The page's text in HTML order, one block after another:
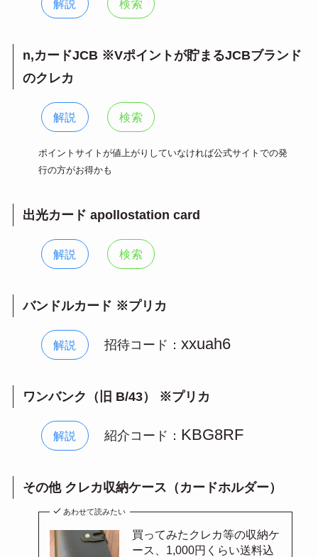
解説 検索
n,カードJCB ※Vポイントが貯まるJCBブランド
のクレカ
解説 検索
ポイントサイトが値上がりしていなければ公式サイトでの発
行の方がお得かも
出光カード apollostation card
解説 検索
バンドルカード ※プリカ
解説 招待コード：xxuah6
ワンバンク（旧 B/43） ※プリカ
解説 紹介コード： KBG8RF
その他 クレカ収納ケース（カードホルダー）
あわせて読みたい
買ってみたクレカ等の収納ケ
ース、1,000円くらい送料込